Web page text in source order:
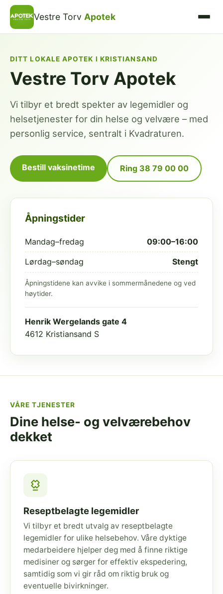
Vestre Torv Apotek
DITT LOKALE APOTEK I KRISTIANSAND
Vestre Torv Apotek
Vi tilbyr et bredt spekter av legemidler og
helsetjenester for din helse og velvære – med
personlig service, sentralt i Kvadraturen.
Bestill vaksinetime Ring 38 79 00 00
Åpningstider
Mandag–fredag 09:00–16:00
Lørdag–søndag Stengt
Åpningstidene kan avvike i sommermånedene og ved
høytider.
Henrik Wergelands gate 4
4612 Kristiansand S
VÅRE TJENESTER
Dine helse- og velværebehov
dekket
Reseptbelagte legemidler
Vi tilbyr et bredt utvalg av reseptbelagte
legemidler for ulike helsebehov. Våre dyktige
medarbeidere hjelper deg med å finne riktige
medisiner og sørger for effektiv ekspedering,
samtidig som vi gir råd om riktig bruk og
eventuelle bivirkninger.